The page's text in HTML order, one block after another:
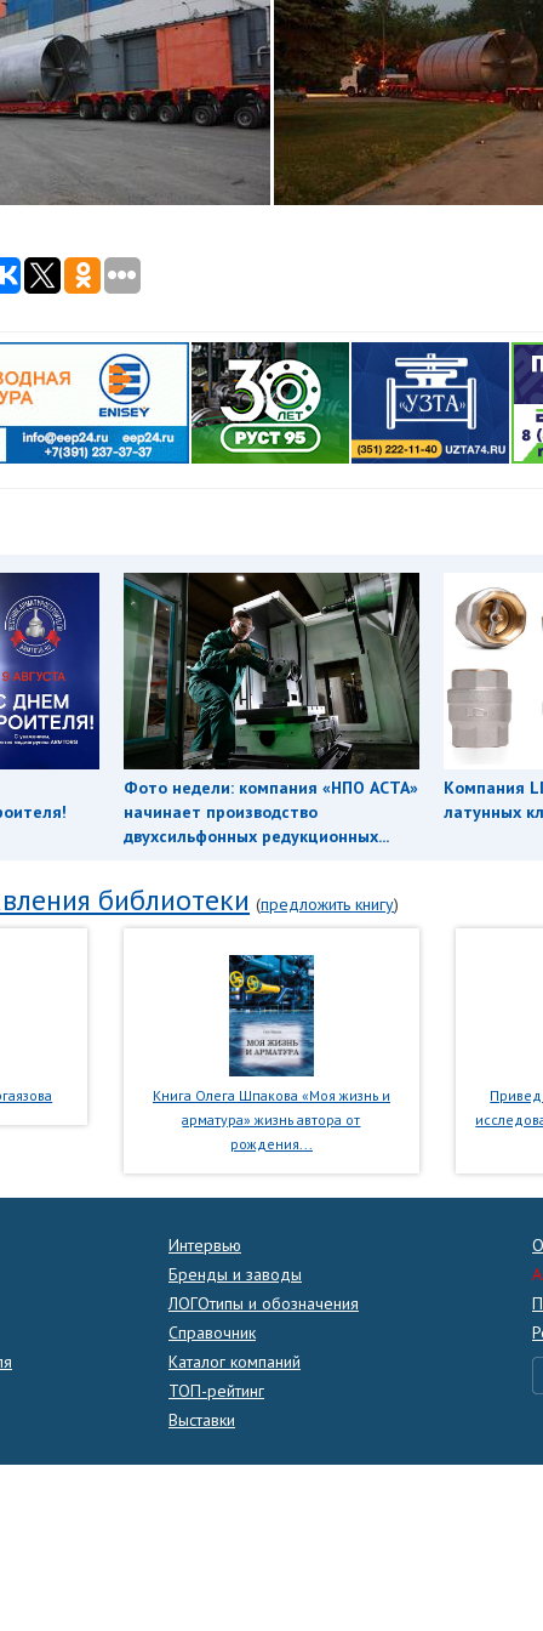
Фото недели: компания «НПО АСТА»
начинает производство
двухсильфонных редукционных...
Компания
латунных
библиотеки (предложить книгу)
Книга Олега Шпакова «Моя жизнь и
арматура» жизнь автора от
рождения...
Интервью
Бренды и заводы
ЛОГОтипы и обозначения
Справочник
Каталог компаний
ТОП-рейтинг
Выставки